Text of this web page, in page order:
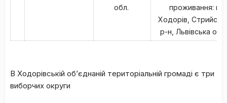
обл.
проживання: м.
Ходорів,
р-н, Львівська
В Ходорівській об’єднаній територіальній громаді є три
виборчих округи